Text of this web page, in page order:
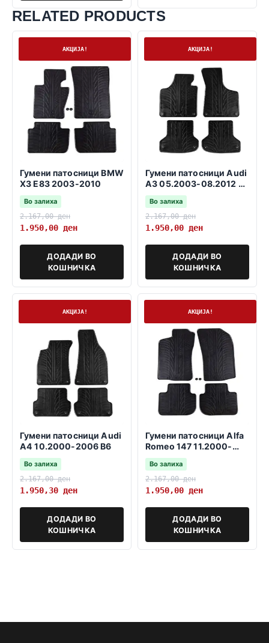
RELATED PRODUCTS
АКЦИЈА!
Гумени патосници BMW
X3 E83 2003-2010
Во залиха
2.167,00ден
1.950,00 ден
ДОДАДИ ВО
КОШНИЧКА
АКЦИЈА!
Гумени патосници Audi
A3 05.2003-08.2012 3
и 5 врати SB
Во залиха
2.167,00ден
1.950,00 ден
ДОДАДИ ВО
КОШНИЧКА
АКЦИЈА!
Гумени патосници Audi
A4 10.2000-2006 B6
Во залиха
2.167,00ден
1.950,30 ден
ДОДАДИ ВО
КОШНИЧКА
АКЦИЈА!
Гумени патосници Alfa
Romeo 147 11.2000-
03.2010
Во залиха
2.167,00ден
1.950,00 ден
ДОДАДИ ВО
КОШНИЧКА